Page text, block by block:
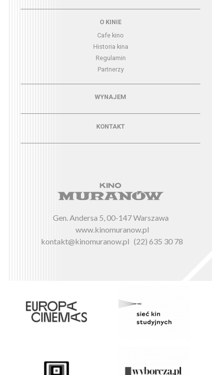
O KINIE
Cafe kino
Historia kina
Regulamin
Partnerzy
Menu - wynajemWYNAJEM
KONTAKT
Gen. Andersa 5, 00-147 Warszawa
www.kinomuranow.pl
kontakt@kinomuranow.pl (22) 635 30 78